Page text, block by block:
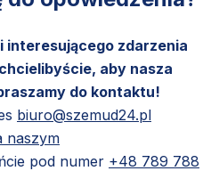
interesującego zdarzenia
aby nasza
do kontaktu!
biuro@szemud24.pl
naszym
pod numer +48 789 788